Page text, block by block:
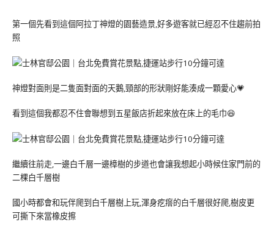
第一個先看到這個阿拉丁神燈的園藝造景,好多遊客就已經忍不住趨前拍
照
神燈對面則是二隻面對面的天鵝,頸部的形狀剛好能湊成一顆愛心💗
看到這個我都忍不住會聯想到五星飯店折起來放在床上的毛巾😆
繼續往前走,一邊白千層一邊樟樹的步道也會讓我想起小時候住家門前的
二棵白千層樹
國小時都會和玩伴爬到白千層樹上玩,渾身疙瘩的白千層很好爬,樹皮更
可撕下來當橡皮擦